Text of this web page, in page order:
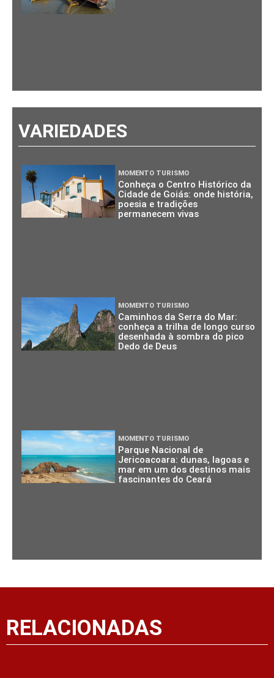
VARIEDADES
MOMENTO TURISMO
Conheça o Centro Histórico da
Cidade de Goiás: onde história,
poesia e tradições
permanecem vivas
MOMENTO TURISMO
Caminhos da Serra do Mar:
conheça a trilha de longo curso
desenhada à sombra do pico
Dedo de Deus
MOMENTO TURISMO
Parque Nacional de
Jericoacoara: dunas, lagoas e
mar em um dos destinos mais
fascinantes do Ceará
RELACIONADAS